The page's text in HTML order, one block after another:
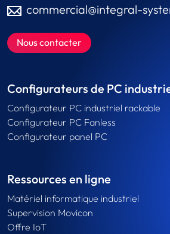
commercial@integral-
Nous contacter
Configurateurs de PC
Configurateur PC industriel rackable
Configurateur PC Fanless
Configurateur panel PC
Ressources en ligne
Matériel informatique industriel
Supervision Movicon
Offre IoT